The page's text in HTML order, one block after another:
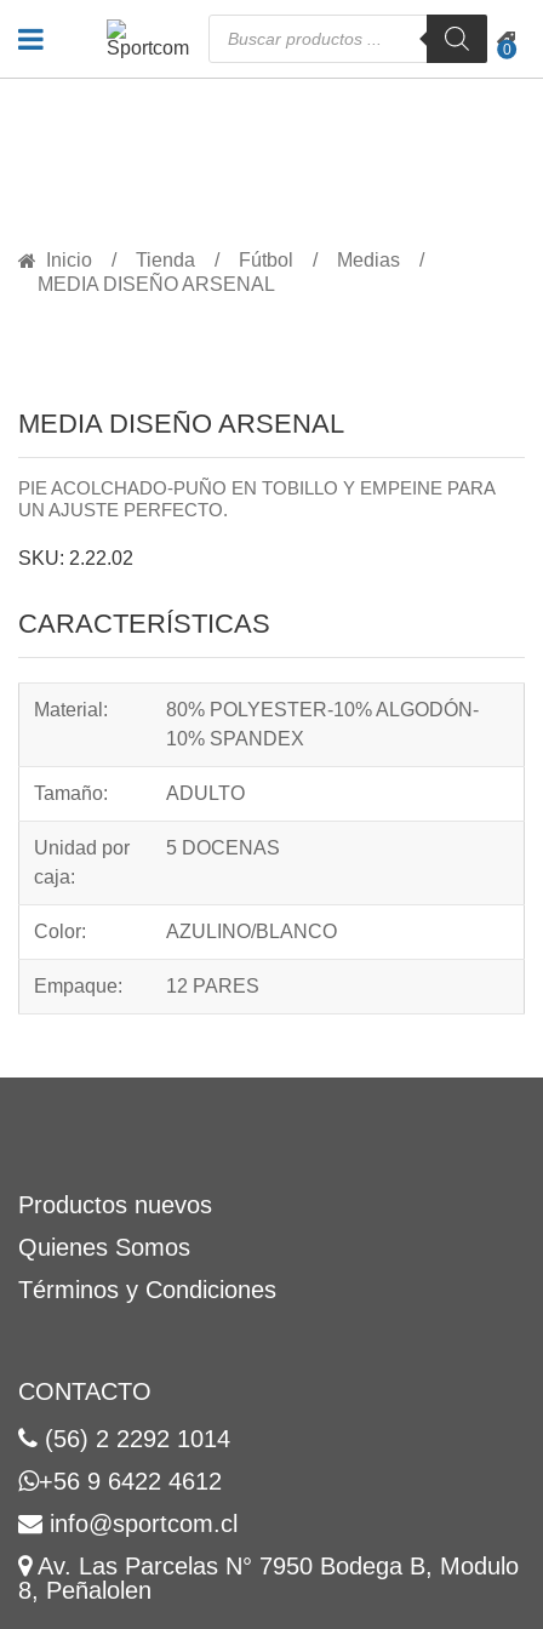
Búsqueda
de
productos
0
Inicio Tienda Fútbol
Medias
MEDIA DISEÑO ARSENAL
MEDIA DISEÑO ARSENAL
PIE ACOLCHADO-PUÑO EN TOBILLO Y EMPEINE PARA
UN AJUSTE PERFECTO.
SKU: 2.22.02
CARACTERÍSTICAS
Material:
80% POLYESTER-10% ALGODÓN-
10% SPANDEX
Tamaño: ADULTO
Unidad por
caja:
5 DOCENAS
Color: AZULINO/BLANCO
Empaque: 12 PARES
Productos nuevos
Quienes Somos
Términos y Condiciones
CONTACTO
(56) 2 2292 1014
+56 9 6422 4612
info@sportcom.cl
Av. Las Parcelas N° 7950 Bodega B, Modulo
8, Peñalolen